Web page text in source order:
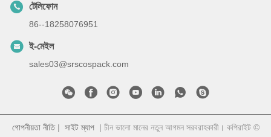
টেলিফোন
86--18258076951
ই-মেইল
sales03@srscospack.com
গোপনীয়তা নীতি| সাইট ম্যাপ| চীন ভালো মানের নতুন আগমন সরবরাহকারী। কপিরাইট ©